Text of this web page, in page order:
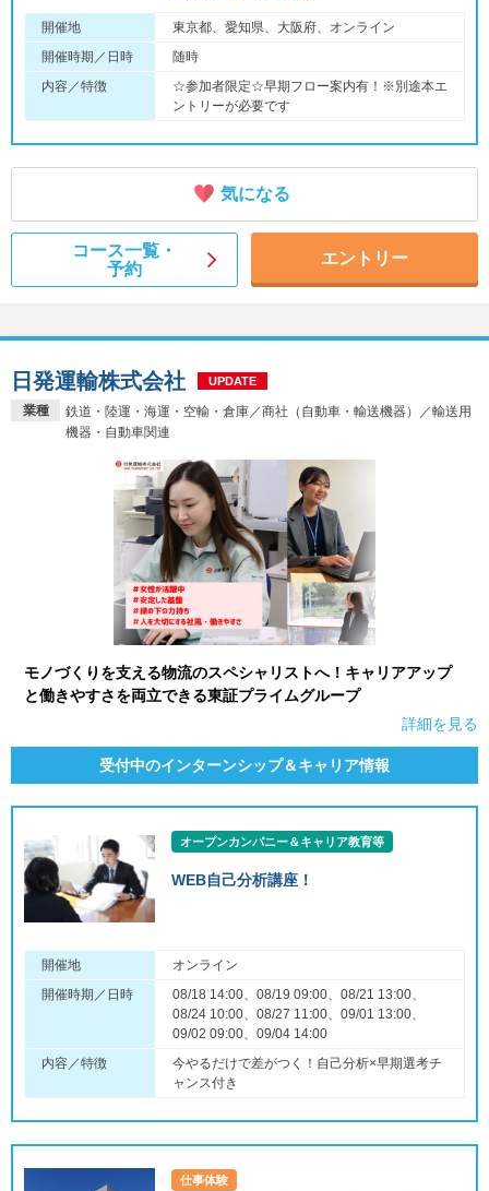
開催地
東京都、愛知県、大阪府、オンライン
開催時期／日時
随時
内容／特徴
☆参加者限定☆早期フロー案内有！※別途本エ
ントリーが必要です
気になる
コース一覧・
予約
エントリー
業種
鉄道・陸運・海運・空輸・倉庫／商社（自動車・輸送機器）／輸送用
機器・自動車関連
日発運輸株式会社 UPDATE
モノづくりを支える物流のスペシャリストへ！キャリアアップ
と働きやすさを両立できる東証プライムグループ
詳細を見る
受付中のインターンシップ＆キャリア情報
オープンカンパニー＆キャリア教育等
WEB自己分析講座！
開催地
オンライン
開催時期／日時
08/18 14:00、08/19 09:00、08/21 13:00、
08/24 10:00、08/27 11:00、09/01 13:00、
09/02 09:00、09/04 14:00
内容／特徴
今やるだけで差がつく！自己分析×早期選考チ
ャンス付き
仕事体験